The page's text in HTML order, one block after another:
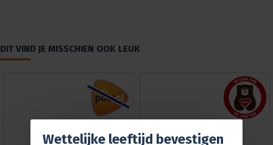
Wettelijke leeftijd bevestigen
DIT VIND JE MISSCHIEN OOK LEUK